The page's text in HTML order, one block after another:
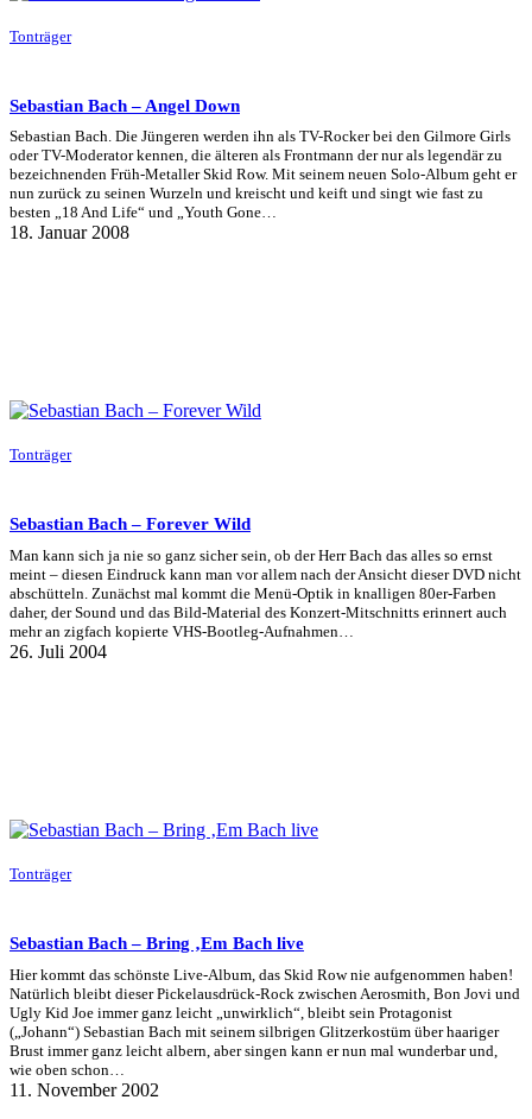
Tonträger
Sebastian Bach – Angel Down
Sebastian Bach. Die Jüngeren werden ihn als TV-Rocker bei den Gilmore Girls
oder TV-Moderator kennen, die älteren als Frontmann der nur als legendär zu
bezeichnenden Früh-Metaller Skid Row. Mit seinem neuen Solo-Album geht er
nun zurück zu seinen Wurzeln und kreischt und keift und singt wie fast zu
besten „18 And Life“ und „Youth Gone…
18. Januar 2008
Tonträger
Sebastian Bach – Forever Wild
Man kann sich ja nie so ganz sicher sein, ob der Herr Bach das alles so ernst
meint – diesen Eindruck kann man vor allem nach der Ansicht dieser DVD nicht
abschütteln. Zunächst mal kommt die Menü-Optik in knalligen 80er-Farben
daher, der Sound und das Bild-Material des Konzert-Mitschnitts erinnert auch
mehr an zigfach kopierte VHS-Bootleg-Aufnahmen…
26. Juli 2004
Tonträger
Sebastian Bach – Bring ‚Em Bach live
Hier kommt das schönste Live-Album, das Skid Row nie aufgenommen haben!
Natürlich bleibt dieser Pickelausdrück-Rock zwischen Aerosmith, Bon Jovi und
Ugly Kid Joe immer ganz leicht „unwirklich“, bleibt sein Protagonist
(„Johann“) Sebastian Bach mit seinem silbrigen Glitzerkostüm über haariger
Brust immer ganz leicht albern, aber singen kann er nun mal wunderbar und,
wie oben schon…
11. November 2002